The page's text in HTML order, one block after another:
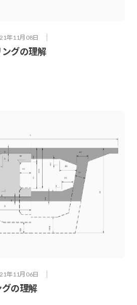
年 11月 08日
グの理解
年 11月 06日
の理解